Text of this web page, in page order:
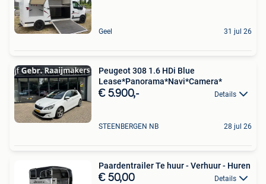
Geel 31 jul 26
Peugeot 308 1.6 HDi Blue
Lease*Panorama*Navi*Camera*
€ 5.900,- Details
STEENBERGEN NB 28 jul 26
Paardentrailer Te huur - Verhuur - Huren
€ 50,00 Details